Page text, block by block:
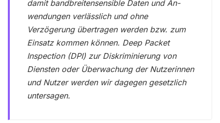
damit bandbreitensensible Daten und An-
wendungen verlässlich und ohne
Verzögerung übertragen werden bzw. zum
Einsatz kommen können. Deep Packet
Inspection (DPI) zur Diskriminierung von
Diensten oder Überwachung der Nutzerinnen
und Nutzer werden wir dagegen gesetzlich
untersagen.